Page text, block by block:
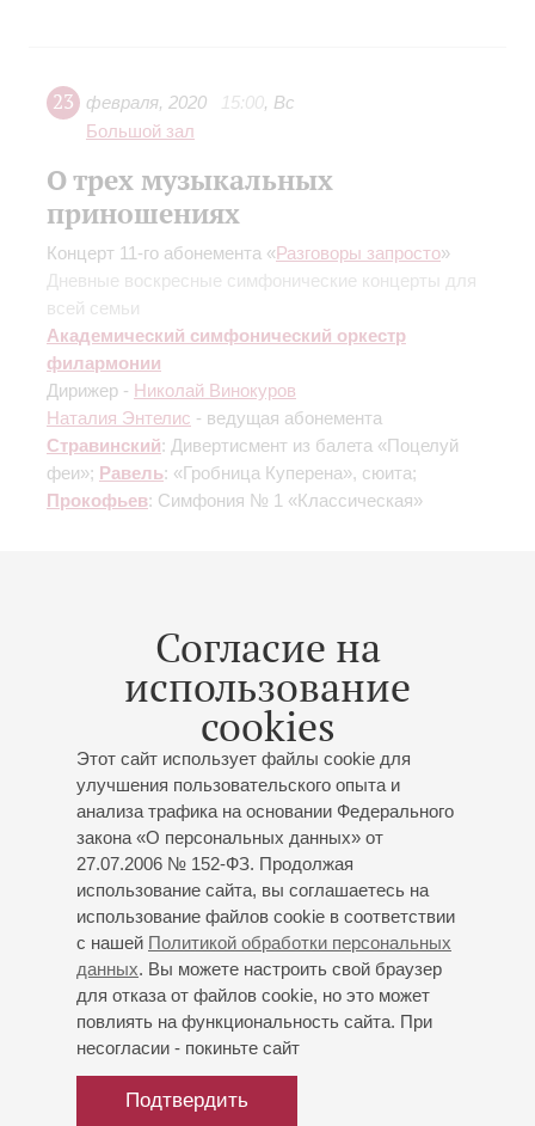
Согласие на
использование
cookies
Этот сайт использует файлы cookie для
улучшения пользовательского опыта и
анализа трафика на основании Федерального
закона «О персональных данных» от
27.07.2006 № 152-ФЗ. Продолжая
использование сайта, вы соглашаетесь на
использование файлов cookie в соответствии
с нашей Политикой обработки персональных
данных. Вы можете настроить свой браузер
для отказа от файлов cookie, но это может
повлиять на функциональность сайта. При
несогласии - покиньте сайт
Подтвердить
23 февраля, 2020 15:00, Вс
Большой зал
О трех музыкальных
приношениях
Концерт 11-го абонемента «Разговоры запросто»
Дневные воскресные симфонические концерты для
всей семьи
Академический симфонический оркестр
филармонии
Дирижер - Николай Винокуров
Наталия Энтелис - ведущая абонемента
Стравинский: Дивертисмент из балета «Поцелуй
феи»; Равель: «Гробница Куперена», сюита;
Прокофьев: Симфония № 1 «Классическая»
2018 15:00,Вс
Большой зал
Антуан де Сент-Экзюпери
«Маленький принц»
Музыкально-поэтическая композиция с песочной
анимацией
Концерт 11-го абонемента «Концерты для всей
семьи»
Академический симфонический оркестр
филармонии
Дирижер -Николай Винокуров
Наталия Энтелис - ведущая;Анатолий Белый- чтец;
Марина Соснина- песочные иллюстрации
И.С. Бах,Шнитке,Телеман,Стравинский
Вивальди,Прокофьев,Пьяццолла
Рахманинов,Григ